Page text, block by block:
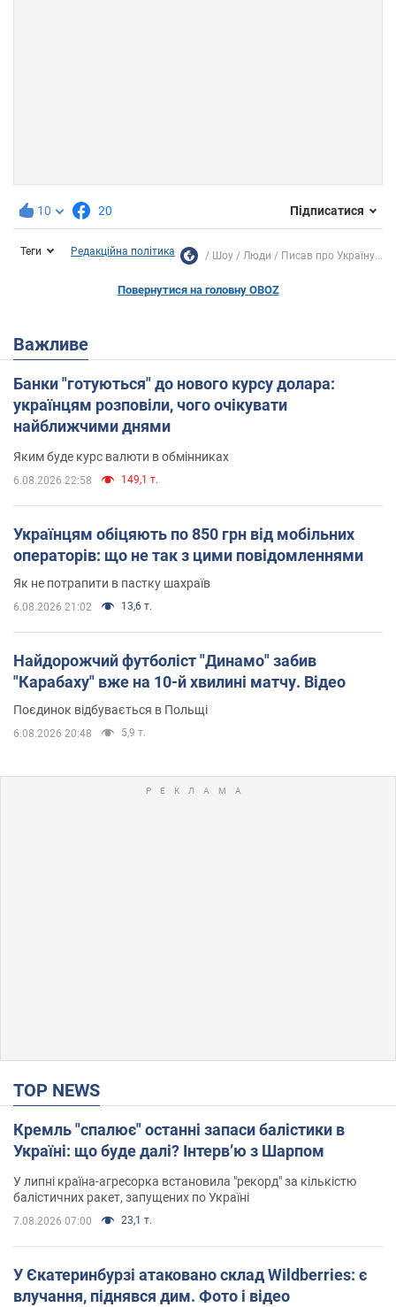
10 20 Підписатися
Теги Редакційна політика Шоу Люди Писав про Україну...
Повернутися на головну OBOZ
Важливе
Банки "готуються" до нового курсу долара:
українцям розповіли, чого очікувати
найближчими днями
Яким буде курс валюти в обмінниках
6.08.2026 22:58 149,1 т.
Українцям обіцяють по 850 грн від мобільних
операторів: що не так з цими повідомленнями
Як не потрапити в пастку шахраїв
6.08.2026 21:02 13,6 т.
Найдорожчий футболіст "Динамо" забив
"Карабаху" вже на 10-й хвилині матчу. Відео
Поєдинок відбувається в Польщі
6.08.2026 20:48 5,9 т.
TOP NEWS
Кремль "спалює" останні запаси балістики в
Україні: що буде далі? Інтерв’ю з Шарпом
У липні країна-агресорка встановила "рекорд" за кількістю
балістичних ракет, запущених по Україні
7.08.2026 07:00 23,1 т.
У Єкатеринбурзі атаковано склад Wildberries: є
влучання, піднявся дим. Фото і відео